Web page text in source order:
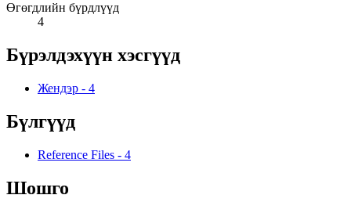
Өгөгдлийн бүрдлүүд
4
Бүрэлдэхүүн хэсгүүд
Жендэр - 4
Бүлгүүд
Reference Files - 4
Шошго